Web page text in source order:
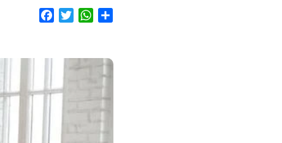
Facebook
TwitterWhatsApp